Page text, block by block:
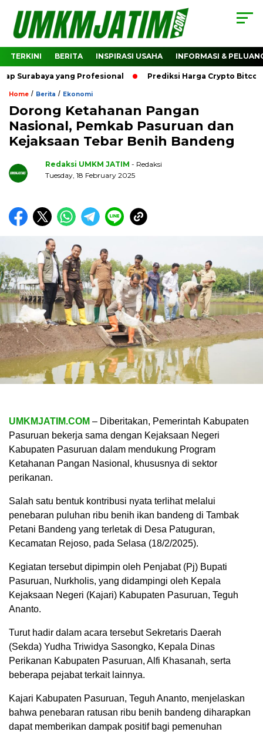
TERKINI BERITA INSPIRASI USAHA INFORMASI &
yang Profesional Prediksi Harga Crypto Bitcoin:
Home / Berita / Ekonomi
Dorong Ketahanan Pangan
Nasional, Pemkab Pasuruan dan
Kejaksaan Tebar Benih Bandeng
Redaksi UMKM JATIM - Redaksi
Tuesday, 18 February 2025
UMKMJATIM.COM – Diberitakan, Pemerintah Kabupaten
Pasuruan bekerja sama dengan Kejaksaan Negeri
Kabupaten Pasuruan dalam mendukung Program
Ketahanan Pangan Nasional, khususnya di sektor
perikanan.
Salah satu bentuk kontribusi nyata terlihat melalui
penebaran puluhan ribu benih ikan bandeng di Tambak
Petani Bandeng yang terletak di Desa Patuguran,
Kecamatan Rejoso, pada Selasa (18/2/2025).
Kegiatan tersebut dipimpin oleh Penjabat (Pj) Bupati
Pasuruan, Nurkholis, yang didampingi oleh Kepala
Kejaksaan Negeri (Kajari) Kabupaten Pasuruan, Teguh
Ananto.
Turut hadir dalam acara tersebut Sekretaris Daerah
(Sekda) Yudha Triwidya Sasongko, Kepala Dinas
Perikanan Kabupaten Pasuruan, Alfi Khasanah, serta
beberapa pejabat terkait lainnya.
Kajari Kabupaten Pasuruan, Teguh Ananto, menjelaskan
bahwa penebaran ratusan ribu benih bandeng diharapkan
dapat memberikan dampak positif bagi pemenuhan